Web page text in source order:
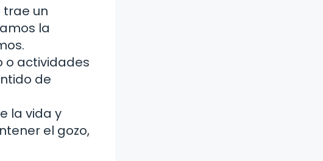
trae un
la
o actividades
de
la vida y
el gozo,